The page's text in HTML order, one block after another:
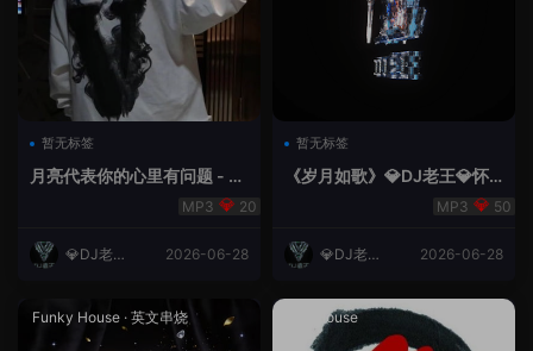
暂无标签
月亮代表你的心里有问题 - 小
20
💎DJ老王
2026-06-28
暂无标签
《岁月如歌》💎DJ老王💎怀
50
💎DJ老王
2026-06-28
Funky House · 英文串烧 成都House